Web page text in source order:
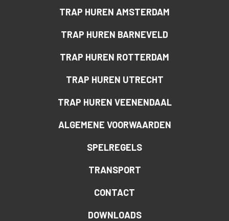
TRAP HUREN AMSTERDAM
TRAP HUREN BARNEVELD
TRAP HUREN ROTTERDAM
TRAP HUREN UTRECHT
TRAP HUREN VEENENDAAL
ALGEMENE VOORWAARDEN
SPELREGELS
TRANSPORT
CONTACT
DOWNLOADS